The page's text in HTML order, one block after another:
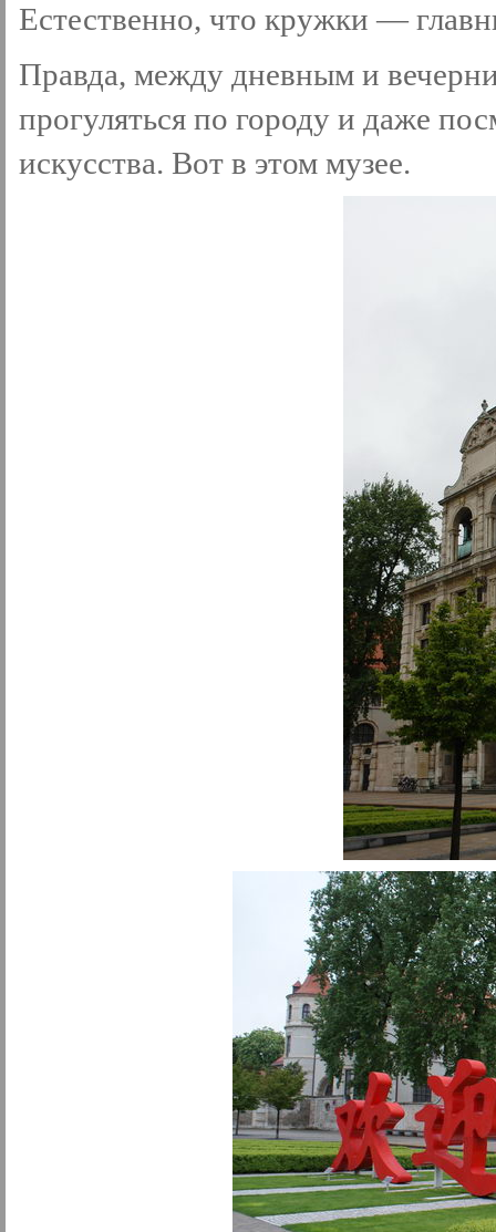
Естественно, что кружки —
Правда, между дневным и
прогуляться по городу и даже
искусства. Вот в этом музее.